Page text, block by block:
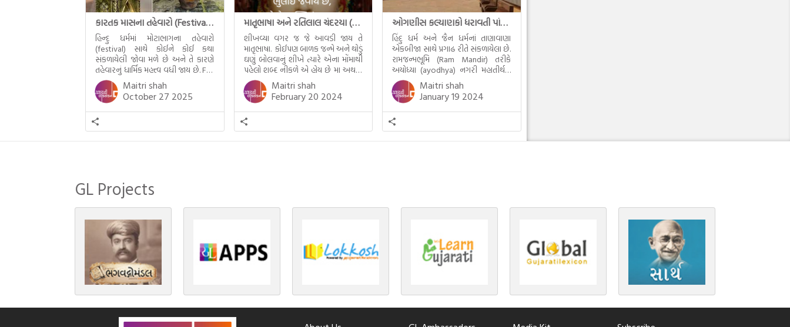
કારતક માસના તહેવારો (Festival of Kartik)
હિન્દુ ધર્મમાં મોટાભાગના તહેવારો
(festival) સાથે કોઈને કોઈ કથા
સંકળાયેલી જોવા મળે છે અને તે કારણે
તહેવારનું ધાર્મિક મહત્ત્વ વધી જાય છે. For
example, હાલમાં જ પ્રકાશનો તહેવાર
દિવાળી(diwali)ની ઉજવણી થઈ. પરંતુ
અષાઢ મહિનામાં આવતી દેવપોઢી
અગિયારસથી લઈને કારતિક સુદ
અગિયારસના રોજ આવતી દેવ ઊઠી
અગિયારસ વચ્ચે મોટેભાગે યજ્ઞોપવીત
સંસ્કાર, લગ્ન, દીક્ષાગ્રહણ, યજ્ઞ, ગૃહપ્રવેશ
Maitri shah
October 27 2025
માતૃભાષા અને રતિલાલ ચંદરયા (Ratilal Chandaria)
શીખવ્યા વગર જ જે આવડી જાય તે
માતૃભાષા. કોઈપણ બાળક જન્મે અને થોડું
ઘણું બોલવાનું શીખે ત્યારે એના મોંમાથી
પહેલો શબ્દ નીકળે એ હોય છે મા અથવા
મમ એટલે કે ખાવાનું. વળી આપણે
બાળકને સૂવડાવવા માટે જે ગીત કે
હાલરડાં ગાઈએ છીએ તે પણ આપણે
ગુજરાતીમાં જ ગાઈએ છીએ અંગ્રેજી ગીતો
નથી ગાતા. આમ બાળકને […]
Maitri shah
February 20 2024
ઓગણીસ કલ્યાણકો ધરાવતી પાંચ તીર્થંકરોની પરમ પાવન જન્મભૂમિ – અયોધ્યા (Ayodhya)
હિંદુ ધર્મ અને જૈન ધર્મનાં તાણાવાણા
એકબીજા સાથે પ્રગાઢ રીતે સંકળાયેલા છે.
રામજન્મભૂમિ (Ram Mandir) તરીકે
અયોધ્યા (ayodhya) નગરી મહાતીર્થનું
ગૌરવ પામી છે, તો એ જ રીતે જૈન ધર્મના
ચોવીસ તીર્થંકરોમાંથી પાંચ-પાંચ
તીર્થંકરોનો જન્મ આ અયોધ્યાની પાવન
ભૂમિ પર થયો છે. જૈન ધર્મમાં ચોવીસ
તીર્થંકરોમાંથી પાંચ-પાંચ તીર્થંકરોનાં
કલ્યાણકો અહીં આવ્યાં છે. દરેક
તીર્થંકરના જીવનની ચ્યવન(માતાના […]
Maitri shah
January 19 2024
GL Projects